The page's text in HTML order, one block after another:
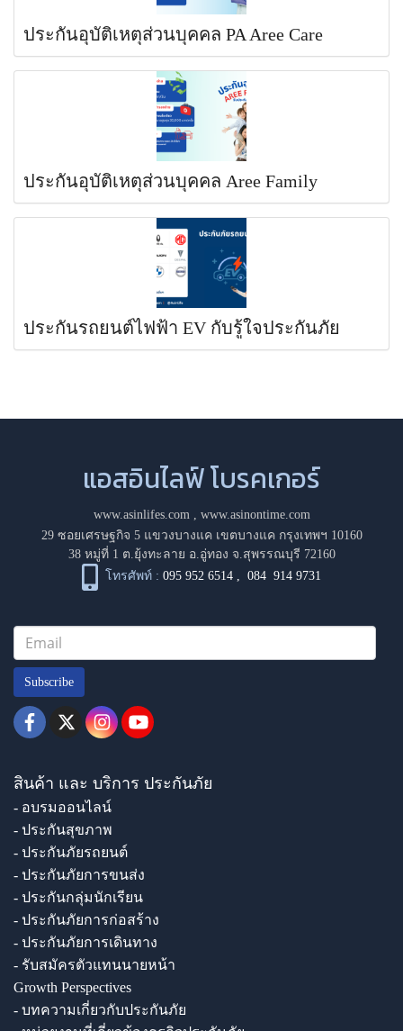
ประกันอุบัติเหตุส่วนบุคคล PA Aree Care
ประกันอุบัติเหตุส่วนบุคคล Aree Family
ประกันรถยนต์ไฟฟ้า EV กับรู้ใจประกันภัย
แอสอินไลฟ์ โบรคเกอร์
www.asinlifes.com
www.asinontime.com
29 ซอยเศรษฐกิจ 5 แขวงบางแค เขตบางแค กรุงเทพฯ 10160
38 หมู่ที่ 1 ต.ยุ้งทะลาย อ.อู่ทอง จ.สุพรรณบุรี 72160
โทรศัพท์ : 095 952 6514 ,084 914 9731
Subscribe
สินค้า และ บริการ ประกันภัย
- อบรมออนไลน์
- ประกันสุขภาพ
- ประกันภัยรถยนต์
- ประกันภัยการขนส่ง
- ประกันกลุ่มนักเรียน
- ประกันภัยการก่อสร้าง
- ประกันภัยการเดินทาง
- รับสมัครตัวแทนนายหน้า
Growth Perspectives
- บทความเกี่ยวกับประกันภัย